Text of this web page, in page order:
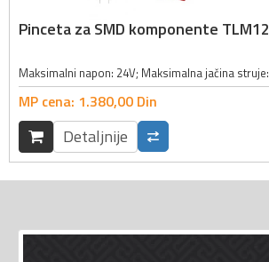
Pinceta za SMD komponente TLM12
MP cena: 1.380,00 Din
Detaljnije